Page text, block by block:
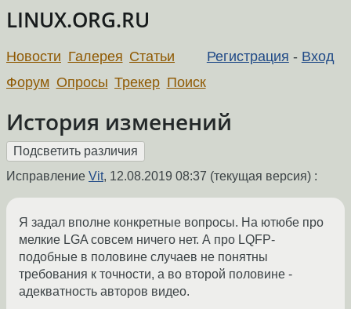
LINUX.ORG.RU
Регистрация - Вход
Новости Галерея Статьи
Форум Опросы Трекер Поиск
История изменений
Исправление Vit, 12.08.2019 08:37 (текущая версия) :
Я задал вполне конкретные вопросы. На ютюбе про
мелкие LGA совсем ничего нет. А про LQFP-
подобные в половине случаев не понятны
требования к точности, а во второй половине -
адекватность авторов видео.